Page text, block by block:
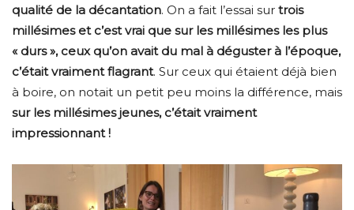
qualité de la décantation. On a fait l’essai sur trois
millésimes et c’est vrai que sur les millésimes les plus
« durs », ceux qu’on avait du mal à déguster à l’époque,
c’était vraiment flagrant. Sur ceux qui étaient déjà bien
à boire, on notait un petit peu moins la différence, mais
sur les millésimes jeunes, c’était vraiment
impressionnant !